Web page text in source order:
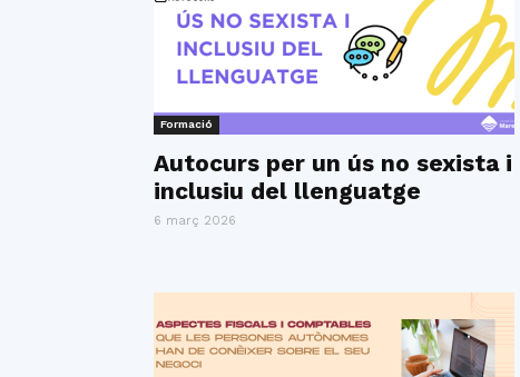
Formació
Autocurs per un ús no sexista i
inclusiu del llenguatge
6 març 2026